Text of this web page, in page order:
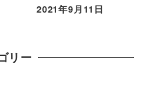
2021年9月11日
リー